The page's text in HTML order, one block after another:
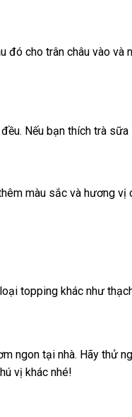
cho trân châu vào và
Nếu bạn thích trà sữa
màu sắc và hương vị
topping khác như
ngon tại nhà. Hãy thử
vị khác nhé!